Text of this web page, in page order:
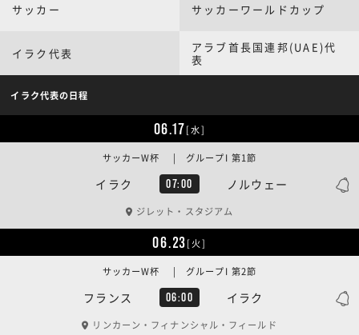
サッカー サッカーワールドカップ
イラク代表
アラブ首長国連邦(UAE)代
表
イラク代表の日程
06.17[水]
イラク 07:00 ノルウェー
サッカーW杯 | グループI 第1節
ジレット・スタジアム
06.23[火]
フランス 06:00 イラク
サッカーW杯 | グループI 第2節
リンカーン・フィナンシャル・フィールド